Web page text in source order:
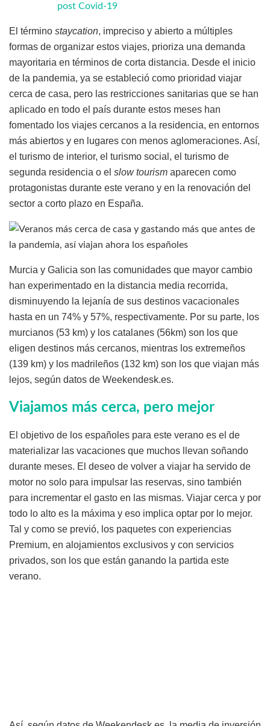
post Covid-19
El término staycation, impreciso y abierto a múltiples
formas de organizar estos viajes, prioriza una demanda
mayoritaria en términos de corta distancia. Desde el inicio
de la pandemia, ya se estableció como prioridad viajar
cerca de casa, pero las restricciones sanitarias que se han
aplicado en todo el país durante estos meses han
fomentado los viajes cercanos a la residencia, en entornos
más abiertos y en lugares con menos aglomeraciones. Así,
el turismo de interior, el turismo social, el turismo de
segunda residencia o el slow tourism aparecen como
protagonistas durante este verano y en la renovación del
sector a corto plazo en España.
Murcia y Galicia son las comunidades que mayor cambio
han experimentado en la distancia media recorrida,
disminuyendo la lejanía de sus destinos vacacionales
hasta en un 74% y 57%, respectivamente. Por su parte, los
murcianos (53 km) y los catalanes (56km) son los que
eligen destinos más cercanos, mientras los extremeños
(139 km) y los madrileños (132 km) son los que viajan más
lejos, según datos de Weekendesk.es.
Viajamos más cerca, pero mejor
El objetivo de los españoles para este verano es el de
materializar las vacaciones que muchos llevan soñando
durante meses. El deseo de volver a viajar ha servido de
motor no solo para impulsar las reservas, sino también
para incrementar el gasto en las mismas. Viajar cerca y por
todo lo alto es la máxima y eso implica optar por lo mejor.
Tal y como se previó, los paquetes con experiencias
Premium, en alojamientos exclusivos y con servicios
privados, son los que están ganando la partida este
verano.